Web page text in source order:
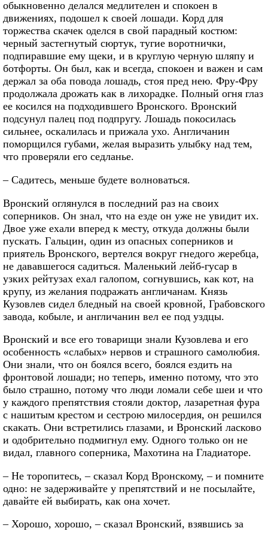
обыкновенно делался медлителен и спокоен в
движениях, подошел к своей лошади. Корд для
торжества скачек оделся в свой парадный костюм:
черный застегнутый сюртук, тугие воротнички,
подпиравшие ему щеки, и в круглую черную шляпу и
ботфорты. Он был, как и всегда, спокоен и важен и сам
держал за оба повода лошадь, стоя пред нею. Фру-Фру
продолжала дрожать как в лихорадке. Полный огня глаз
ее косился на подходившего Вронского. Вронский
подсунул палец под подпругу. Лошадь покосилась
сильнее, оскалилась и прижала ухо. Англичанин
поморщился губами, желая выразить улыбку над тем,
что проверяли его седланье.
– Садитесь, меньше будете волноваться.
Вронский оглянулся в последний раз на своих
соперников. Он знал, что на езде он уже не увидит их.
Двое уже ехали вперед к месту, откуда должны были
пускать. Гальцин, один из опасных соперников и
приятель Вронского, вертелся вокруг гнедого жеребца,
не дававшегося садиться. Маленький лейб-гусар в
узких рейтузах ехал галопом, согнувшись, как кот, на
крупу, из желания подражать англичанам. Князь
Кузовлев сидел бледный на своей кровной, Грабовского
завода, кобыле, и англичанин вел ее под уздцы.
Вронский и все его товарищи знали Кузовлева и его
особенность «слабых» нервов и страшного самолюбия.
Они знали, что он боялся всего, боялся ездить на
фронтовой лошади; но теперь, именно потому, что это
было страшно, потому что люди ломали себе шеи и что
у каждого препятствия стояли доктор, лазаретная фура
с нашитым крестом и сестрою милосердия, он решился
скакать. Они встретились глазами, и Вронский ласково
и одобрительно подмигнул ему. Одного только он не
видал, главного соперника, Махотина на Гладиаторе.
– Не торопитесь, – сказал Корд Вронскому, – и помните
одно: не задерживайте у препятствий и не посылайте,
давайте ей выбирать, как она хочет.
– Хорошо, хорошо, – сказал Вронский, взявшись за